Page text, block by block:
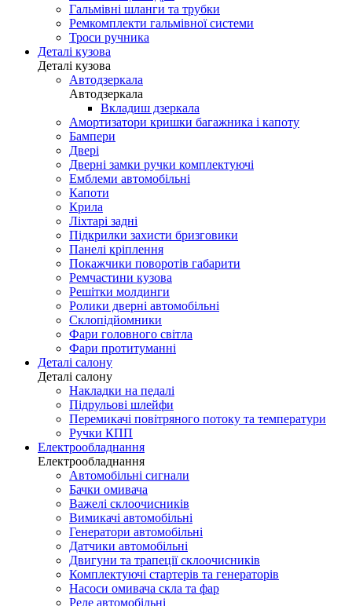
Гальмівні шланги та трубки
Ремкомплекти гальмівної системи
Троси ручника
Деталі кузова
Деталі кузова
Автодзеркала
Автодзеркала
Вкладиш дзеркала
Амортизатори кришки багажника і капоту
Бампери
Двері
Дверні замки ручки комплектуючі
Емблеми автомобільні
Капоти
Крила
Ліхтарі задні
Підкрилки захисти бризговики
Панелі кріплення
Покажчики поворотів габарити
Ремчастини кузова
Решітки молдинги
Ролики дверні автомобільні
Склопідйомники
Фари головного світла
Фари протитуманні
Деталі салону
Деталі салону
Накладки на педалі
Підрульові шлейфи
Перемикачі повітряного потоку та температури
Ручки КПП
Електрообладнання
Електрообладнання
Автомобільні сигнали
Бачки омивача
Важелі склоочисників
Вимикачі автомобільні
Генератори автомобільні
Датчики автомобільні
Двигуни та трапеції склоочисників
Комплектуючі стартерів та генераторів
Насоси омивача скла та фар
Реле автомобільні